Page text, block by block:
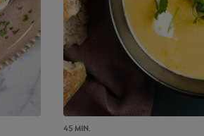
45 MIN.